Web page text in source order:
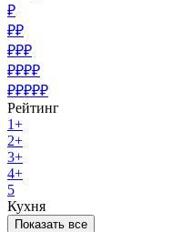
₽
₽₽
₽₽₽
₽₽₽₽
₽₽₽₽₽
Рейтинг
1+
2+
3+
4+
5
Кухня
Показать все